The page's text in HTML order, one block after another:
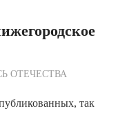
ОТЕЧЕСТВА
так